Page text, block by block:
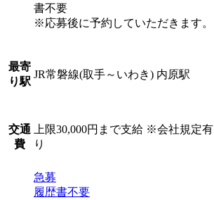
書不要
※応募後に予約していただきます。
最寄
り駅
JR常磐線(取手～いわき) 内原駅
交通
費
上限30,000円まで支給 ※会社規定有
り
急募
履歴書不要